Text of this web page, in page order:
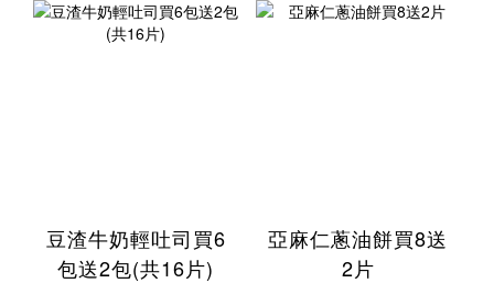
豆渣牛奶輕吐司買6
包送2包(共16片)
亞麻仁蔥油餅買8送
2片